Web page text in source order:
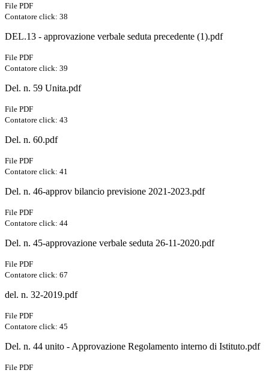
File PDF
Contatore click: 38
DEL.13 - approvazione verbale seduta precedente (1).pdf
File PDF
Contatore click: 39
Del. n. 59 Unita.pdf
File PDF
Contatore click: 43
Del. n. 60.pdf
File PDF
Contatore click: 41
Del. n. 46-approv bilancio previsione 2021-2023.pdf
File PDF
Contatore click: 44
Del. n. 45-approvazione verbale seduta 26-11-2020.pdf
File PDF
Contatore click: 67
del. n. 32-2019.pdf
File PDF
Contatore click: 45
Del. n. 44 unito - Approvazione Regolamento interno di Istituto.pdf
File PDF